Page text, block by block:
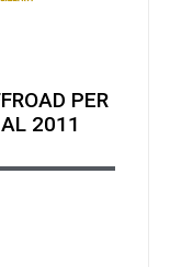
PER
2011